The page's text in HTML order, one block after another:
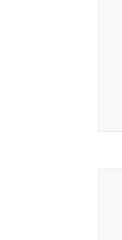
오
사
제
사
사
대